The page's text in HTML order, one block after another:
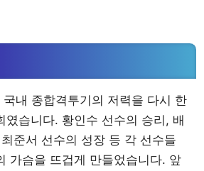
내 종합격투기의 저력을 다시 한
였습니다. 황인수 선수의 승리, 배
준서 선수의 성장 등 각 선수들
가슴을 뜨겁게 만들었습니다. 앞